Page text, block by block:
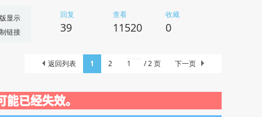
显示
链接
回复
39
查看
11520
收藏
0
1 2 / 2 页 下一页
返回列表
已经失效。